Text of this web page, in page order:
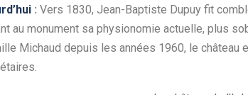
: Vers 1830, Jean-Baptiste Dupuy fit
au monument sa physionomie actuelle, plus
Michaud depuis les années 1960, le château